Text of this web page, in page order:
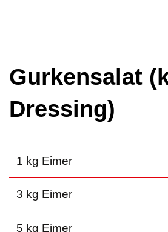
Gurkensalat
Dressing)
1 kg Eimer
3 kg Eimer
5 kg Eimer